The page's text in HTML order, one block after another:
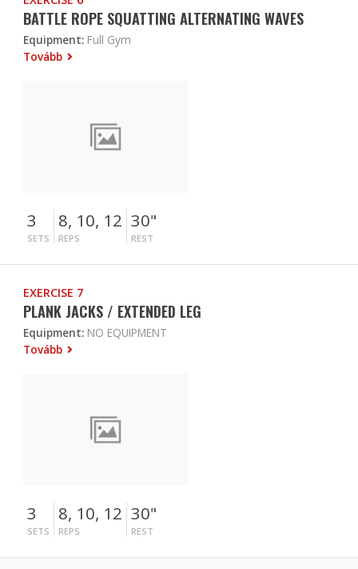
BATTLE ROPE SQUATTING ALTERNATING WAVES
Equipment: Full Gym
Tovább
3
SETS
8, 10, 12
REPS
30"
REST
EXERCISE 7
PLANK JACKS / EXTENDED LEG
Equipment: NO EQUIPMENT
Tovább
3
SETS
8, 10, 12
REPS
30"
REST